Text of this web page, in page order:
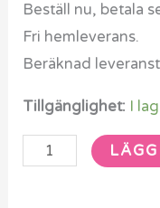
Beställ nu, betala
Fri hemleverans.
Beräknad
Tillgänglighet: I